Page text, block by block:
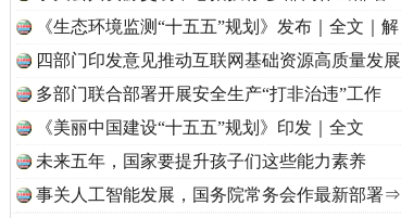
从《水浒传》看间谍“攻心套路”·[视频]廉洁文化中国行丨祁连巍巍树丰碑
《生态环境监测“十五五”规划》发布｜全文｜解
读
四部门印发意见推动互联网基础资源高质量发展
多部门联合部署开展安全生产“打非治违”工作
《美丽中国建设“十五五”规划》印发｜全文
未来五年，国家要提升孩子们这些能力素养
事关人工智能发展，国务院常务会作最新部署⇒
法官巧妙执行解纠纷